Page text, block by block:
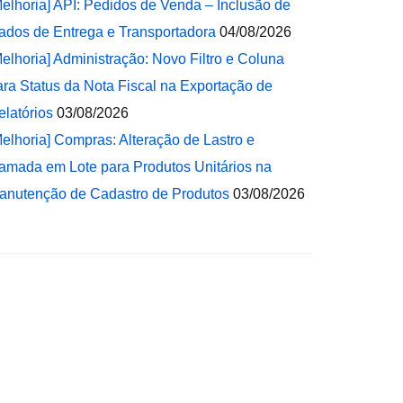
API: Pedidos de Venda – Inclusão de
de Entrega e Transportadora 04/08/2026
Administração: Novo Filtro e Coluna
Status da Nota Fiscal na Exportação de
03/08/2026
Compras: Alteração de Lastro e
em Lote para Produtos Unitários na
de Cadastro de Produtos 03/08/2026